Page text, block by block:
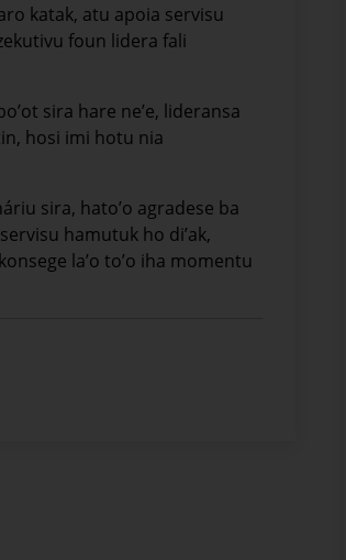
katak, atu apoia servisu
foun lidera fali
sira hare ne’e, lideransa
hosi imi hotu nia
sira, hato’o agradese ba
hamutuk ho di’ak,
la’o to’o iha momentu